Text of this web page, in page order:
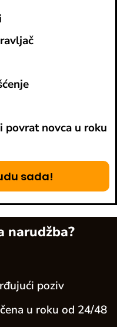
povrat novca u roku
sada!
narudžba?
poziv
u roku od 24/48